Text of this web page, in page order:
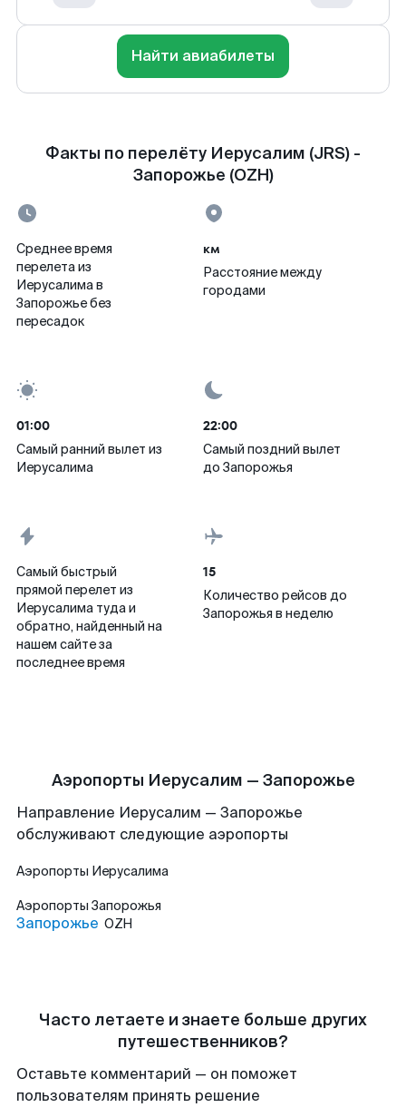
Найти авиабилеты
Факты по перелёту Иерусалим (JRS) -
Запорожье (OZH)
Среднее время
перелета из
Иерусалима в
Запорожье без
пересадок
км
Расстояние между
городами
01:00
Самый ранний вылет из
Иерусалима
22:00
Самый поздний вылет
до Запорожья
Самый быстрый
прямой перелет из
Иерусалима туда и
обратно, найденный на
нашем сайте за
последнее время
15
Количество рейсов до
Запорожья в неделю
Аэропорты Иерусалим — Запорожье
Направление Иерусалим — Запорожье
обслуживают следующие аэропорты
Аэропорты Иерусалима
Аэропорты Запорожья
Запорожье OZH
Часто летаете и знаете больше других
путешественников?
Оставьте комментарий — он поможет
пользователям принять решение